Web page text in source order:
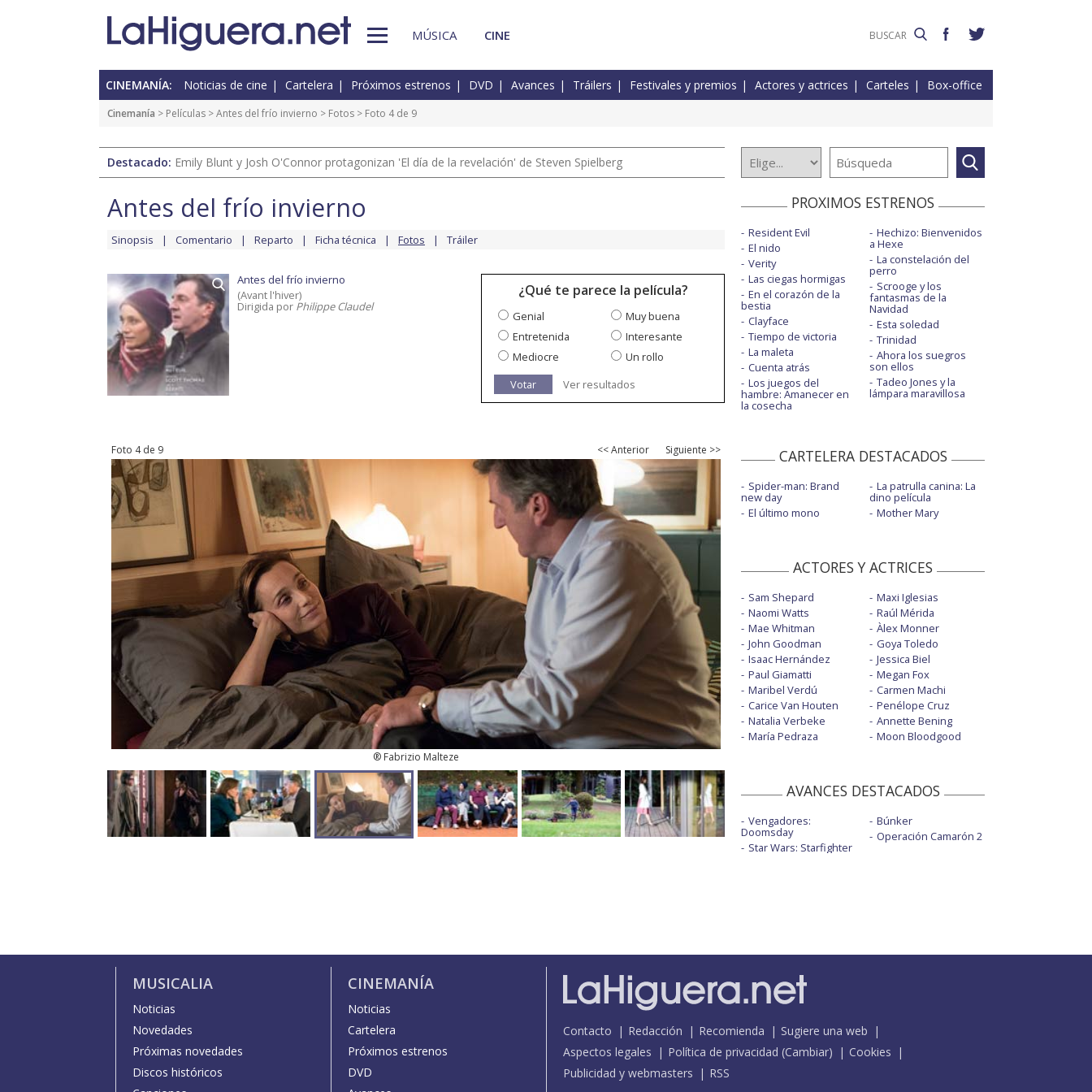
MÚSICA CINE
CINEMANÍA: Noticias de cine Cartelera Próximos estrenos DVD Avances Tráilers Festivales y premios Actores y actrices Carteles Box-office
Cinemanía > Películas >Antes del frío invierno > Fotos > Foto 4 de 9
Destacado: Emily Blunt y Josh O'Connor protagonizan 'El día de la revelación' de Steven Spielberg
Antes del frío invierno
Sinopsis Comentario Reparto Ficha técnica Fotos Tráiler
Antes del frío invierno
(Avant l'hiver)
Dirigida por Philippe Claudel
¿Qué te parece la película?
Genial
Muy buena
Entretenida
Interesante
Mediocre
Un rollo
Votar
Ver resultados
Foto 4 de 9 << Anterior Siguiente >>
® Fabrizio Malteze
PROXIMOS ESTRENOS
Resident Evil
El nido
Verity
Las ciegas hormigas
En el corazón de la
bestia
Clayface
Tiempo de victoria
La maleta
Cuenta atrás
Los juegos del
hambre: Amanecer en
la cosecha
Hechizo: Bienvenidos
a Hexe
La constelación del
perro
Scrooge y los
fantasmas de la
Navidad
Esta soledad
Trinidad
Ahora los suegros
son ellos
Tadeo Jones y la
lámpara maravillosa
CARTELERA DESTACADOS
Spider-man: Brand
new day
El último mono
La patrulla canina: La
dino película
Mother Mary
ACTORES Y ACTRICES
Sam Shepard
Naomi Watts
Mae Whitman
John Goodman
Isaac Hernández
Paul Giamatti
Maribel Verdú
Carice Van Houten
Natalia Verbeke
María Pedraza
Maxi Iglesias
Raúl Mérida
Àlex Monner
Goya Toledo
Jessica Biel
Megan Fox
Carmen Machi
Penélope Cruz
Annette Bening
Moon Bloodgood
AVANCES DESTACADOS
Vengadores:
Doomsday
Star Wars: Starfighter
Búnker
Operación Camarón 2
MUSICALIA
Noticias
Novedades
Próximas novedades
Discos históricos
CINEMANÍA
Noticias
Cartelera
Próximos estrenos
DVD
Contacto Redacción Recomienda
Sugiere una web
Aspectos legales
Política de privacidad (Cambiar)
Cookies
Publicidad y webmasters
RSS